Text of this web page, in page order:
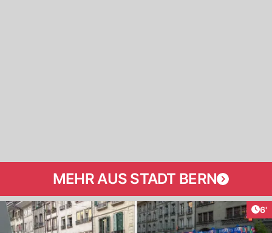
MEHR AUS STADT BERN
6'